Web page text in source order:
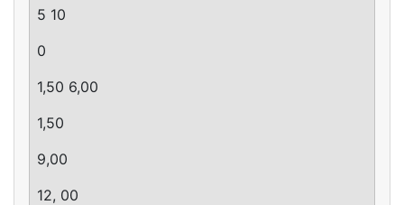
5 10
0
1,50 6,00
1,50
9,00
12, 00